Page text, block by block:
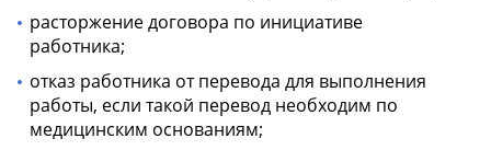
расторжение договора по инициативе
работника;
отказ работника от перевода для выполнения
работы, если такой перевод необходим по
медицинским основаниям;